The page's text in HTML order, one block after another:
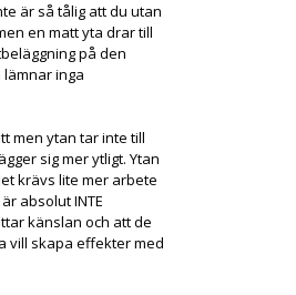
är så tålig att du utan
en matt yta drar till
på den
inga
men ytan tar inte till
sig mer ytligt. Ytan
krävs lite mer arbete
absolut INTE
känslan och att de
vill skapa effekter med